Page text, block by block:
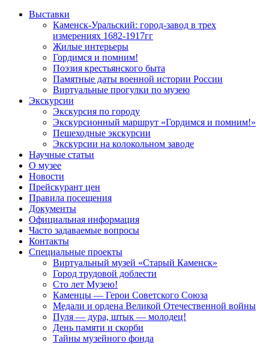
Выставки
Каменск-Уральский: город-завод в трех
измерениях 1682-1917гг
Жилые интерьеры
Гордимся и помним!
Поэзия крестьянского быта
Памятные даты военной истории России
Виртуальные прогулки по музею
Экскурсии
Экскурсия по городу
Экскурсионный маршрут «Гордимся и помним!»
Пешеходные экскурсии
Экскурсии на колокольном заводе
Научные статьи
О музее
Новости
Прейскурант цен
Правила посещения
Документы
Официальная информация
Часто задаваемые вопросы
Контакты
Специальные проекты
Виртуальный музей «Старый Каменск»
Город трудовой доблести
Сто лет Музею!
Каменцы — Герои Советского Союза
Медали и ордена Великой Отечественной войны
Пуля — дура, штык — молодец!
День памяти и скорби
Тайны музейного фонда